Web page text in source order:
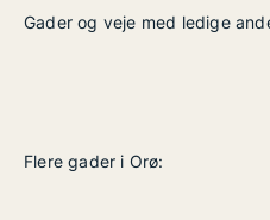
Gader og veje med ledige
Flere gader i Orø: